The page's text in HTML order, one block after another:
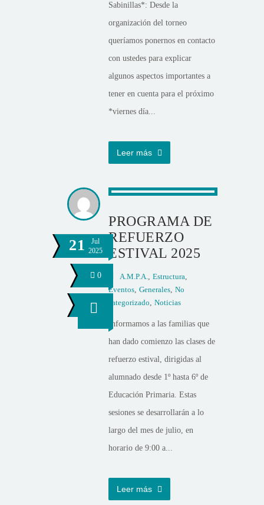
Sabinillas*: Desde la
organización del torneo
queríamos ponernos en contacto
con ustedes para explicar
algunos aspectos importantes a
tener en cuenta para el próximo
*viernes día...
Leer más
21
Jul
2025
0
PROGRAMA DE
REFUERZO
ESTIVAL 2025
A.M.P.A., Estructura,
Eventos, Generales, No
categorizado, Noticias
Informamos a las familias que
han dado comienzo las clases de
refuerzo estival, dirigidas al
alumnado desde 1º hasta 6º de
Educación Primaria. Estas
sesiones se desarrollarán a lo
largo del mes de julio, en
horario de 9:00 a...
Leer más